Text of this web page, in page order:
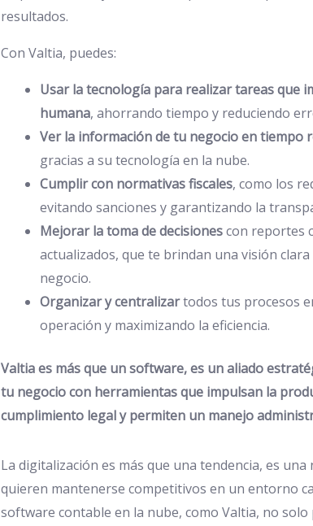
resultados.
Con Valtia, puedes:
Usar la tecnología para realizar tareas que
humana, ahorrando tiempo y reduciendo
Ver la información de tu negocio en tiempo
gracias a su tecnología en la nube.
Cumplir con normativas fiscales, como los
evitando sanciones y garantizando la
Mejorar la toma de decisionescon reportes
actualizados, que te brindan una visión
negocio.
Organizar y centralizartodos tus procesos
operación y maximizando la eficiencia.
Valtia es más que un software, es un aliado
tu negocio con herramientas que impulsan la
cumplimiento legal y permiten un manejo
La digitalización es más que una tendencia, es
quieren mantenerse competitivos en un entorno
software contable en la nube, como Valtia, no